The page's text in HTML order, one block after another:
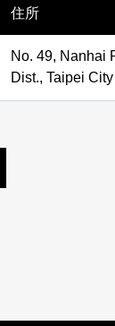
住所
No. 49, Nanhai
Dist., Taipei City